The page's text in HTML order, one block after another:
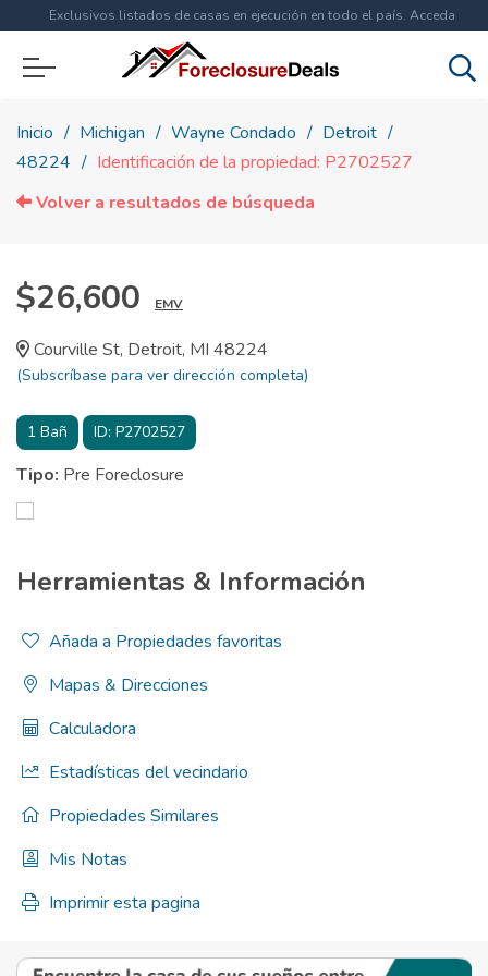
Exclusivos listados de casas en ejecución en todo el país. Acceda
ahora a
Inicio Michigan Wayne Condado
Detroit
48224
Identificación de la propiedad: P2702527
Volver a resultados de búsqueda
$26,600 EMV
Courville St, Detroit, MI 48224
(Subscríbase para ver dirección completa)
1 Bañ ID: P2702527
Tipo: Pre Foreclosure
Herramientas & Información
Añada a Propiedades favoritas
Mapas & Direcciones
Calculadora
Estadísticas del vecindario
Propiedades Similares
Mis Notas
Imprimir esta pagina